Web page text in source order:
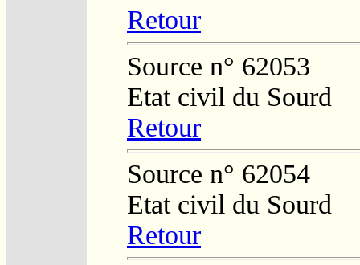
Retour
Source n° 62053
Etat civil du Sourd
Retour
Source n° 62054
Etat civil du Sourd
Retour